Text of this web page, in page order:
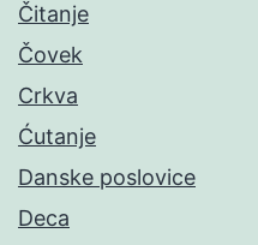
Čitanje
Čovek
Crkva
Ćutanje
Danske poslovice
Deca